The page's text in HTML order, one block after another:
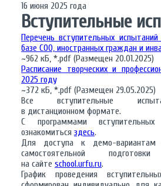
16 июня 2025 года
Вступительные
Перечень вступительных
базе СОО, иностранных граждан и
~962 кБ, *.pdf (Размещен 20.01.2025)
Расписание творческих и
2025 году
~372 кБ, *.pdf (Размещен 29.05.2025)
Все вступительные
в дистанционном формате.
С программами
ознакомиться здесь.
Для доступа к демо-
самостоятельной подготовки
на сайте school.urfu.ru.
График проведения